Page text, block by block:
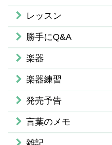
レッスン
勝手にQ&A
楽器
楽器練習
発売予告
言葉のメモ
雑記